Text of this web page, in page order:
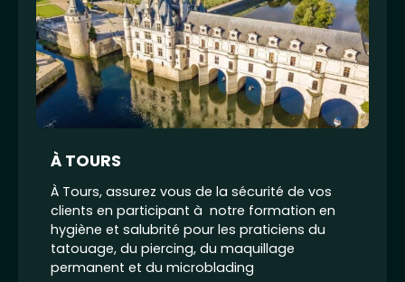
À TOURS
À Tours, assurez vous de la sécurité de vos
clients en participant à notre formation en
hygiène et salubrité pour les praticiens du
tatouage, du piercing, du maquillage
permanent et du microblading